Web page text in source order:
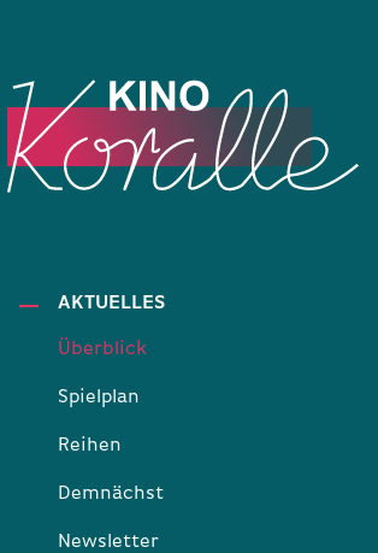
AKTUELLES
Überblick
Spielplan
Reihen
Demnächst
Newsletter